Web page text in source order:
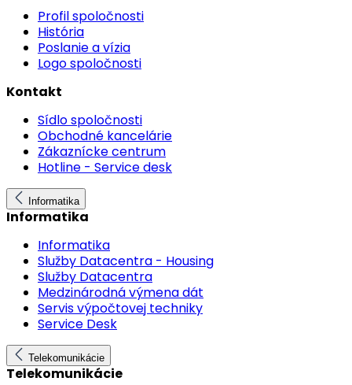
Profil spoločnosti
História
Poslanie a vízia
Logo spoločnosti
Kontakt
Sídlo spoločnosti
Obchodné kancelárie
Zákaznícke centrum
Hotline - Service desk
Informatika
Informatika
Informatika
Služby Datacentra - Housing
Služby Datacentra
Medzinárodná výmena dát
Servis výpočtovej techniky
Service Desk
Telekomunikácie
Telekomunikácie